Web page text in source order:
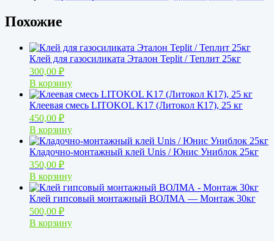
Похожие
Клей для газосиликата Эталон Teplit / Теплит 25кг
300,00 ₽
В корзину
Клеевая смесь LITOKOL K17 (Литокол К17), 25 кг
450,00 ₽
В корзину
Кладочно-монтажный клей Unis / Юнис Униблок 25кг
350,00 ₽
В корзину
Клей гипсовый монтажный ВОЛМА — Монтаж 30кг
500,00 ₽
В корзину